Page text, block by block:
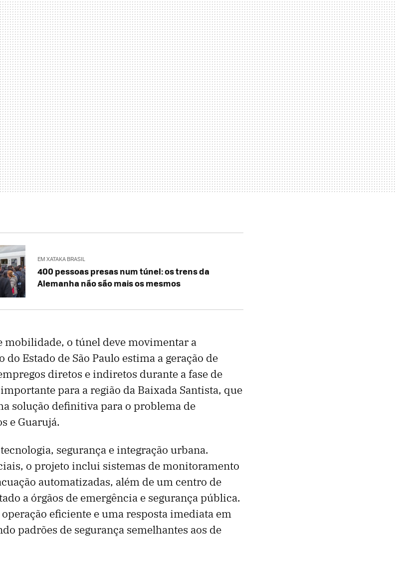
EM XATAKA BRASIL
400 pessoas presas num túnel: os trens da
Alemanha não são mais os mesmos
mobilidade, o túnel deve movimentar a
Estado de São Paulo estima a geração de
diretos e indiretos durante a fase de
para a região da Baixada Santista, que
solução definitiva para o problema de
e Guarujá.
segurança e integração urbana.
o projeto inclui sistemas de monitoramento
automatizadas, além de um centro de
a órgãos de emergência e segurança pública.
eficiente e uma resposta imediata em
padrões de segurança semelhantes aos de